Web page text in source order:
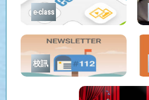
e-class
校訊